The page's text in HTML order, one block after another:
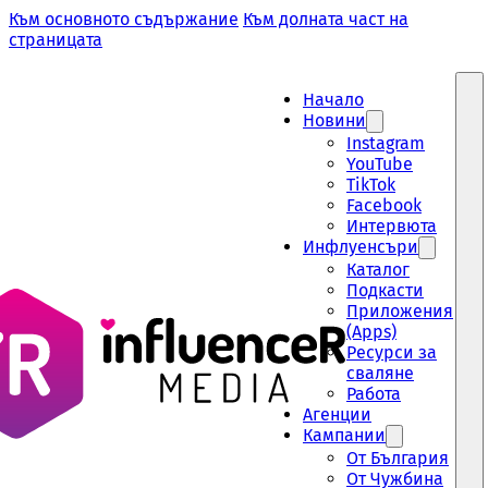
Към основното съдържание Към долната част на
страницата
Начало
Новини
Instagram
YouTube
TikTok
Facebook
Интервюта
Инфлуенсъри
Каталог
Подкасти
Приложения
(Apps)
Ресурси за
сваляне
Работа
Aгенции
Кампании
От България
От Чужбина